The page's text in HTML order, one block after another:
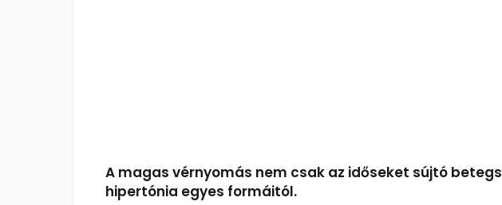
A magas vérnyomás nem csak az időseket sújtó
hipertónia egyes formáitól.